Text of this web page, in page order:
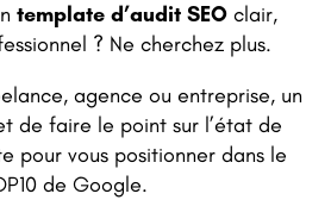
template d’audit SEOclair,
? Ne cherchez plus.
agence ou entreprise, un
de faire le point sur l’état de
pour vous positionner dans le
de Google.